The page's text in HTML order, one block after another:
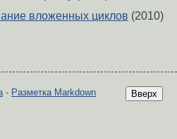
вложенных циклов (2010)
Вверх
- Разметка Markdown